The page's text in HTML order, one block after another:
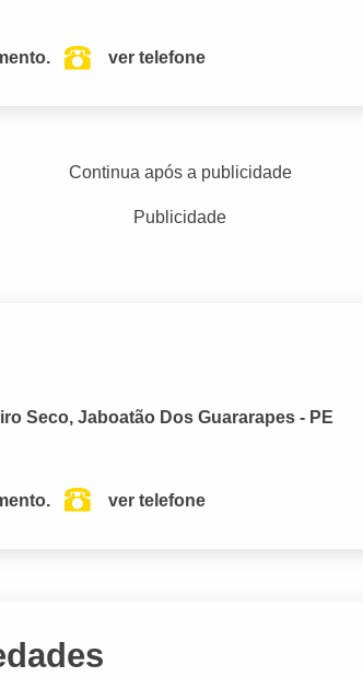
ver telefone
Continua após a publicidade
Publicidade
Seco, Jaboatão Dos Guararapes - PE
ver telefone